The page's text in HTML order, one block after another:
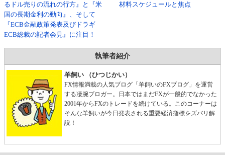
るドル売りの流れの行方』と『米
国の長期金利の動向』、そして
『ECB金融政策発表及びドラギ
ECB総裁の記者会見』に注目！
材料スケジュールと焦点
執筆者紹介
羊飼い （ひつじかい）
FX情報満載の人気ブログ「羊飼いのFXブログ」を運営
する凄腕ブロガー。日本ではまだFXが一般的でなかった
2001年からFXのトレードを続けている。このコーナーは
そんな羊飼いが今日発表される重要経済指標をズバリ解
説！